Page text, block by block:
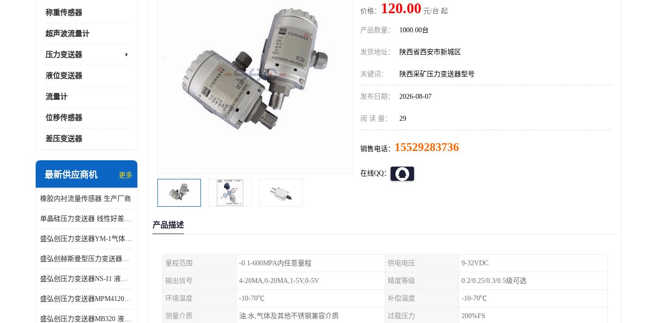
称重传感器
超声波流量计
压力变送器
液位变送器
流量计
位移传感器
差压变送器
最新供应商机 更多
橡胶内衬流量传感器 生产厂商
单晶硅压力变送器 线性好差压变送器
盛弘创压力变送器YM-1气体压力传感器负压计
盛弘创赫斯曼型压力变送器HG200 液体压力传感器负压计
盛弘创压力变送器NS-I1 液体压力传感器负压计
盛弘创压力变送器MPM4120C 液体压力传感器负压计
盛弘创压力变送器MB320 液体压力传感器负压计
价格： 120.00 元/台 起
产品数量： 1000.00台
发货地址： 陕西省西安市新城区
关键词： 陕西采矿压力变送器型号
发布日期： 2026-08-07
阅 读 量： 29
销售电话： 15529283736
在线QQ：
产品描述
量程范围 -0.1-600MPA内任意量程 供电电压 9-32VDC
输出信号 4-20MA,0-20MA,1-5V,0-5V 精度等级 0.2/0.25/0.3/0.5级可选
环境温度 -10-70℃ 补偿温度 -10-70℃
测量介质 油,水,气体及其他不锈钢兼容介质 过载压力 200%FS